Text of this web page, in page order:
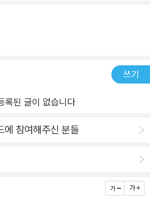
는 자신의 경험을 바탕으로 세상을
나의 특성으로 생각하게 만들어주는 이
꼽는 문장이다. 뇌성마비 휠체어를 타
든 장애를 이해한 건 아니다. 사람이
로 서로를 알아갈 마음과 태도가 '통
해하지 않기로 했어. 남들과 다르다는
그건 절대 내 잘못이 아니라는 것도 알
이가 있다면 100개의 세상이 있는 것
르님’을 운영하는 김지우 [구르님]이
가진 초등학생 4학년 ‘나’ 라는 사람
으로 살아간다는 것에 대해 이야기를
살아간다는 것 ! 상상이 잘 안되기도
해도 휠체어를 탄 사람은 평범하다고
다면, 휠체어를 탄다는 건 안경을 쓰는
쓰기
록된 글이 없습니다
에 참여해주신 분들